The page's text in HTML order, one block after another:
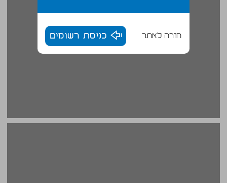
חזרה לאתר כניסת רשומים